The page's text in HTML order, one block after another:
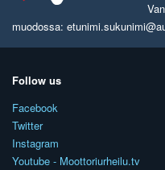
muodossa:
Follow us
Facebook
Twitter
Instagram
Youtube - Moottoriurheilu.tv